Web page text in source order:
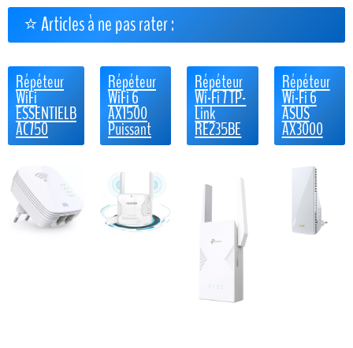
⭐ Articles à ne pas rater :
Répéteur
WiFi
ESSENTIELB
AC750
Répéteur
WiFi 6
AX1500
Puissant
Répéteur
Wi-Fi 7 TP-
Link
RE235BE
Répéteur
Wi-Fi 6
ASUS
AX3000